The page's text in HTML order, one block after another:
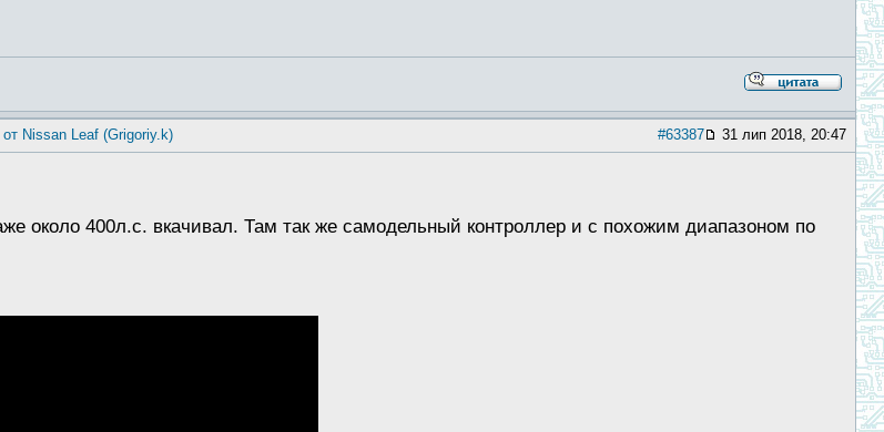
Nissan Leaf (Grigoriy.k) #63387 31 лип 2018, 20:47
около 400л.с. вкачивал. Там так же самодельный контроллер и с похожим диапазоном по